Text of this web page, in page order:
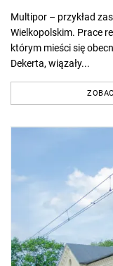
Multipor – przykład
Wielkopolskim. Prace
którym mieści się
Dekerta, wiązały...